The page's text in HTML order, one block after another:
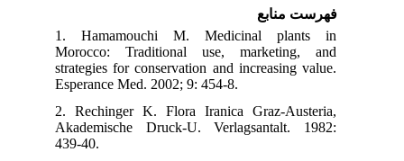
فهرست منابع
1. Hamamouchi M. Medicinal plants in
Morocco: Traditional use, marketing, and
strategies for conservation and increasing value.
Esperance Med. 2002; 9: 454-8.
2. Rechinger K. Flora Iranica Graz-Austeria,
Akademische Druck-U. Verlagsantalt. 1982:
439-40.